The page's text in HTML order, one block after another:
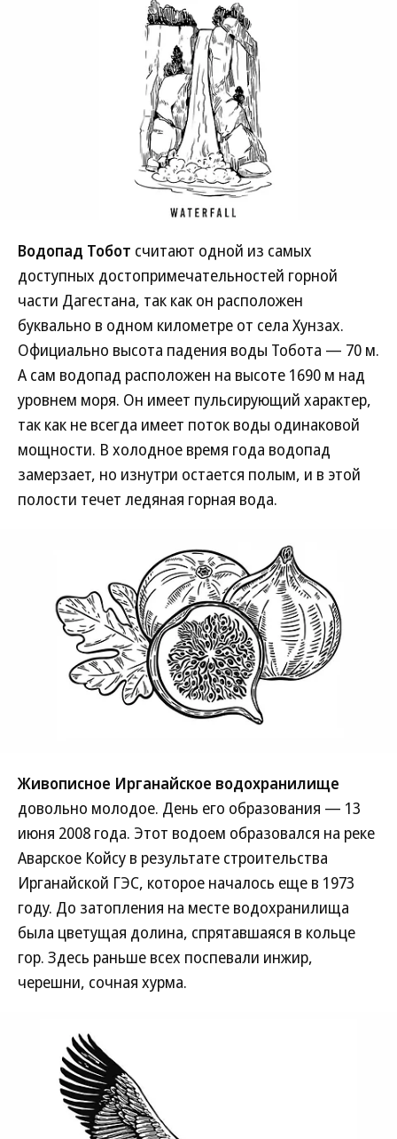
Водопад Тобот считают одной из самых
доступных достопримечательностей горной
части Дагестана, так как он расположен
буквально в одном километре от села Хунзах.
Официально высота падения воды Тобота — 70 м.
А сам водопад расположен на высоте 1690 м над
уровнем моря. Он имеет пульсирующий характер,
так как не всегда имеет поток воды одинаковой
мощности. В холодное время года водопад
замерзает, но изнутри остается полым, и в этой
полости течет ледяная горная вода.
Живописное Ирганайское водохранилище
довольно молодое. День его образования — 13
июня 2008 года. Этот водоем образовался на реке
Аварское Койсу в результате строительства
Ирганайской ГЭС, которое началось еще в 1973
году. До затопления на месте водохранилища
была цветущая долина, спрятавшаяся в кольце
гор. Здесь раньше всех поспевали инжир,
черешни, сочная хурма.